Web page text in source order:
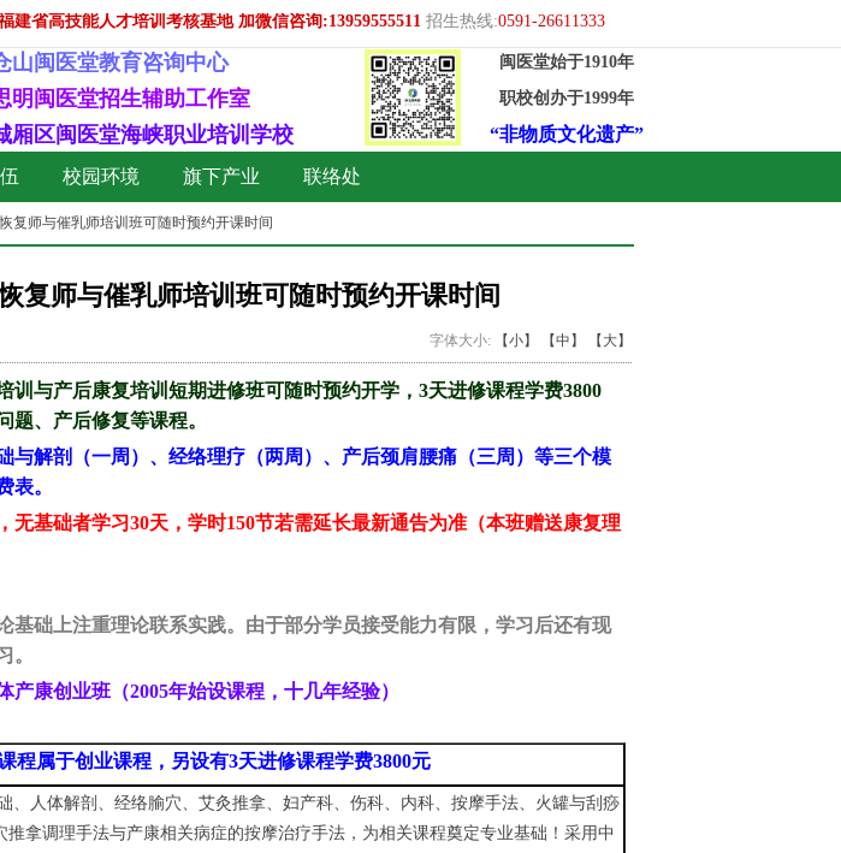
校园环境 旗下产业 联络处
建省高技能人才培训考核基地 加微信咨询:13959555511 招生热线:0591-26611333
山闽医堂教育咨询中心
明闽医堂招生辅助工作室
厢区闽医堂海峡职业培训学校
闽医堂始于1910年
职校创办于1999年
“非物质文化遗产”
复师与催乳师培训班可随时预约开课时间
复师与催乳师培训班可随时预约开课时间
字体大小: 【小】 【中】 【大】
训与产后康复培训短期进修班可随时预约开学，3天进修课程学费3800
题、产后修复等课程。
与解剖（一周）、经络理疗（两周）、产后颈肩腰痛（三周）等三个模
表。
无基础者学习30天，学时150节若需延长最新通告为准 （本班赠送康复理
基础上注重理论联系实践。 由于部分学员接受能力有限，学习后还有现
。
产康创业班（2005年始设课程，十几年经验）
程属于创业课程， 另设有3天进修课程学费3800元
、人体解剖、经络腧穴、艾灸推拿、妇产科、伤科、内科、按摩手法、火罐与刮痧
推拿调理手法与产康相关病症的按摩治疗手法，为相关课程奠定专业基础！采用中